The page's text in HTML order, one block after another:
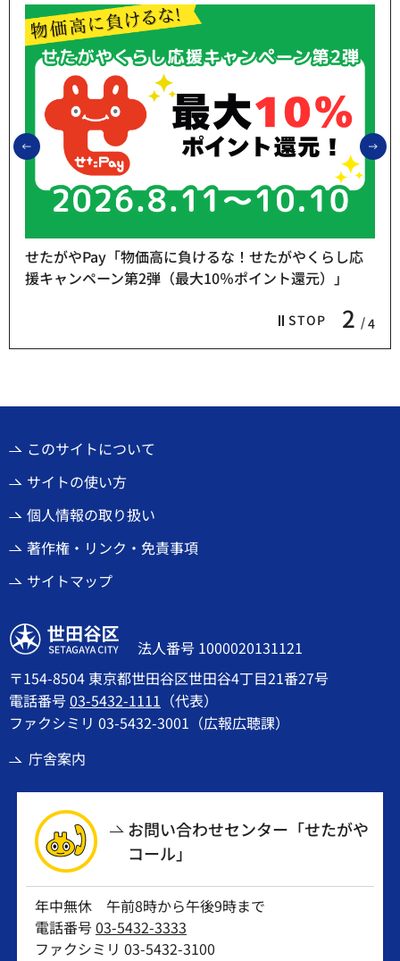
前のスライドを表示
STOP 2 4
せたがやPay「物価高に負けるな！せたがやくらし応
援キャンペーン第2弾（最大10％ポイント還元）」
このサイトについて
サイトの使い方
個人情報の取り扱い
著作権・リンク・免責事項
サイトマップ
世田谷区
法人番号 1000020131121
〒154-8504 東京都世田谷区世田谷4丁目21番27号
電話番号03-5432-1111 （代表）
ファクシミリ 03-5432-3001（広報広聴課）
庁舎案内
お問い合わせセンター「せたがや
コール」
年中無休 午前8時から午後9時まで
電話番号03-5432-3333
ファクシミリ 03-5432-3100